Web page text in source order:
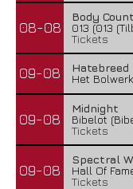
08-08
Body
013 (013
Tickets
09-08
Hatebreed
Het
09-08
Midnight
Bibelot
Tickets
09-08
Spectral
Hall Of
Tickets